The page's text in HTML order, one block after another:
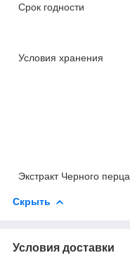
Срок годности
Условия хранения
Экстракт Черного перца
Скрыть
Условия доставки